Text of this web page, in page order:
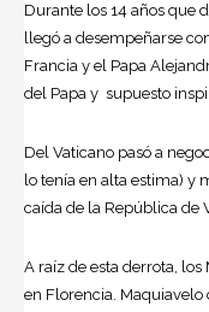
Durante los 14 años que
llegó a desempeñarse
Francia y el Papa
del Papa y supuesto
Del Vaticano pasó a
lo tenía en alta estima) y
caída de la República de
A raíz de esta derrota,
en Florencia. Maquiavelo